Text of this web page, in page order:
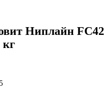
Ниплайн FC42